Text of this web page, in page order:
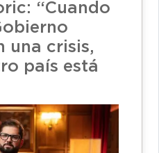
“Cuando
una crisis,
país está